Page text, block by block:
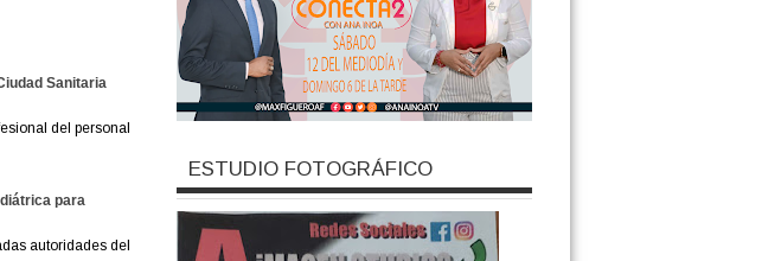
Sanitaria
del personal
para
autoridades del
ESTUDIO FOTOGRÁFICO